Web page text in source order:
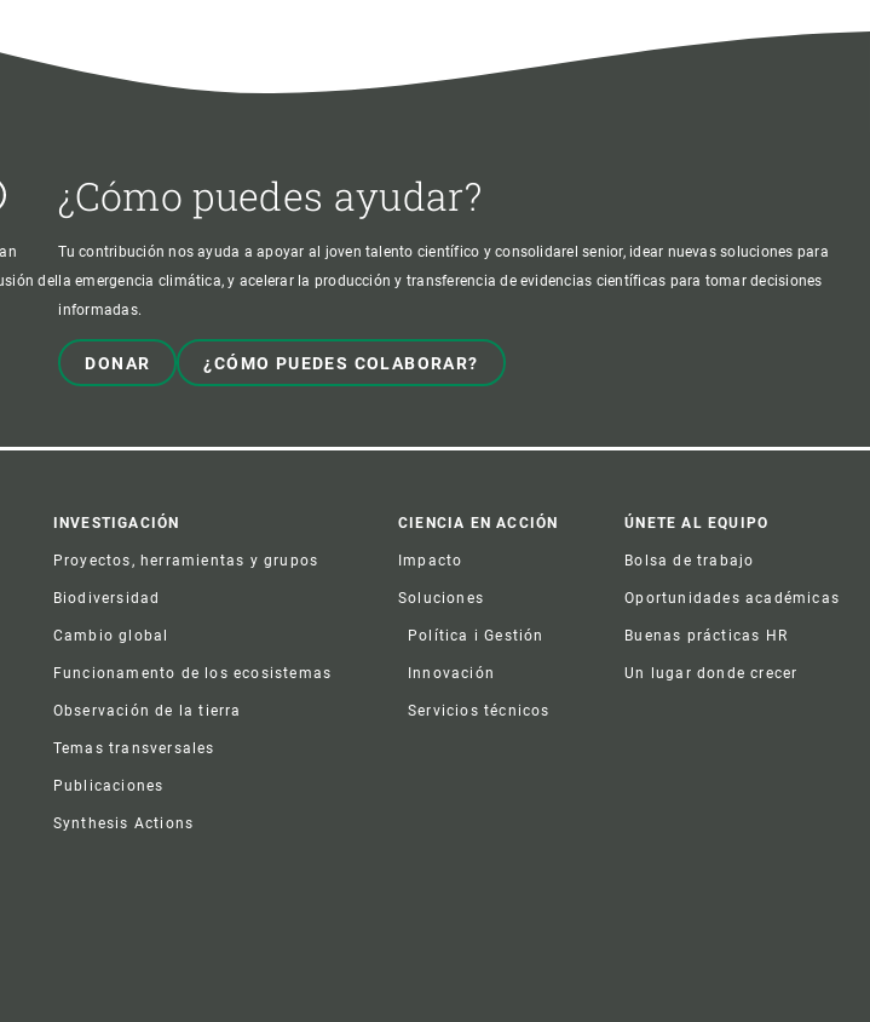
del
¿Cómo puedes ayudar?
Tu contribución nos ayuda a apoyar al joven talento científico y consolidarel senior, idear nuevas soluciones para
la emergencia climática, y acelerar la producción y transferencia de evidencias científicas para tomar decisiones
informadas.
DONAR ¿CÓMO PUEDES COLABORAR?
INVESTIGACIÓN
Proyectos, herramientas y grupos
Biodiversidad
Cambio global
Funcionamento de los ecosistemas
Observación de la tierra
Temas transversales
Publicaciones
Synthesis Actions
CIENCIA EN ACCIÓN
Impacto
Soluciones
Política i Gestión
Innovación
Servicios técnicos
ÚNETE AL EQUIPO
Bolsa de trabajo
Oportunidades académicas
Buenas prácticas HR
Un lugar donde crecer